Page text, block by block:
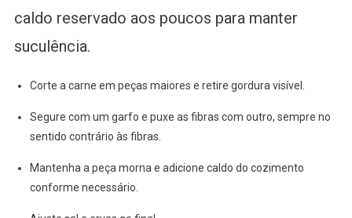
caldo reservado aos poucos para manter
suculência.
Corte a carne em peças maiores e retire gordura visível.
Segure com um garfo e puxe as fibras com outro, sempre no
sentido contrário às fibras.
Mantenha a peça morna e adicione caldo do cozimento
conforme necessário.